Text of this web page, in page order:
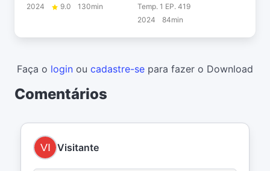
2024 9.0 130min
Temp. 1 EP. 419
2024
84min
Faça o login ou cadastre-se para fazer o Download
Comentários
Visitante